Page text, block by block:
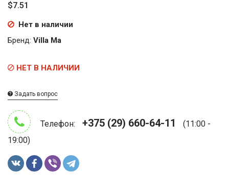
$7.51
Нет в наличии
Бренд: Villa Ma
НЕТ В НАЛИЧИИ
Задать вопрос
Телефон: +375 (29) 660-64-11
(11:00 -
19:00)